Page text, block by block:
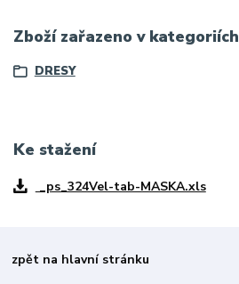
Zboží zařazeno v kategoriích
DRESY
Ke stažení
_ps_324Vel-tab-MASKA.xls
zpět na hlavní stránku